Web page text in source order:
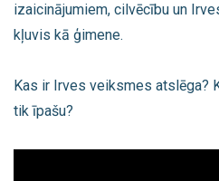
izaicinājumiem, cilvēcību un
kļuvis kā ģimene.
Kas ir Irves veiksmes atslēga?
tik īpašu?